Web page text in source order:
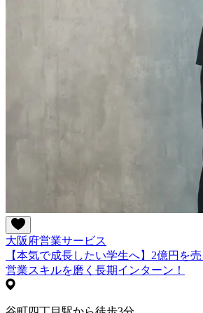
大阪府営業サービス
【本気で成長したい学生へ】2億円を
営業スキルを磨く長期インターン！